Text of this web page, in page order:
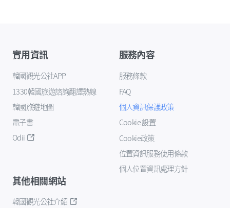
實用資訊
韓國觀光公社APP
1330韓國旅遊諮詢翻譯熱線
韓國旅遊地圖
電子書
Odii
服務內容
服務條款
FAQ
個人資訊保護政策
Cookie 設置
Cookie政策
位置資訊服務使用條款
個人位置資訊處理方針
其他相關網站
韓國觀光公社介紹